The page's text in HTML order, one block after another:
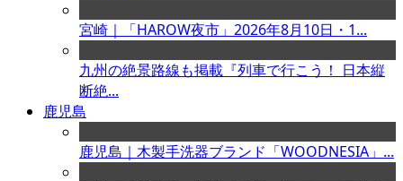
宮崎｜「HAROW夜市」2026年8月10日・1...
九州の絶景路線も掲載『列車で行こう！ 日本縦
断絶...
鹿児島
鹿児島｜木製手洗器ブランド「WOODNESIA」...